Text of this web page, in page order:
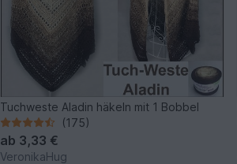
Tuchweste Aladin häkeln mit 1 Bobbel
(175)
ab 3,33 €
VeronikaHug